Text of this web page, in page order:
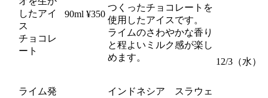
12/3（水）
したアイ
ス
チョコレ
ート
90ml ¥350
つくったチョコレートを
使用したアイスです。
ライムのさわやかな香り
と程よいミルク感が楽し
めます。
ライム発
インドネシア スラウェ